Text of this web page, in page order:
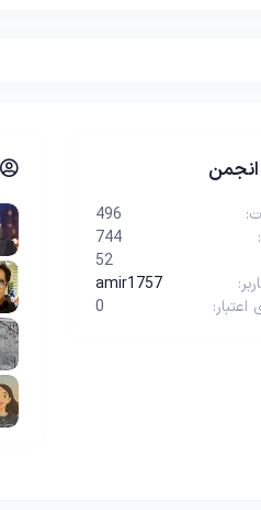
انجمن
496
744
52
amir1757
اعتبار
0